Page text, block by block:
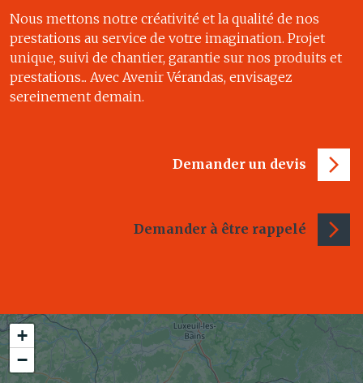
Nous mettons notre créativité et la qualité de nos
prestations au service de votre imagination. Projet
unique, suivi de chantier, garantie sur nos produits et
prestations... Avec Avenir Vérandas, envisagez
sereinement demain.
Demander un devis
Demander à être rappelé
+
−